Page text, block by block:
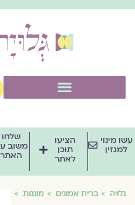
מינוי
למגזין
הציעו
תוכן
לאתר
שלחו
משוב על
האתר
גלויה ברית אמונים מוגנוּת